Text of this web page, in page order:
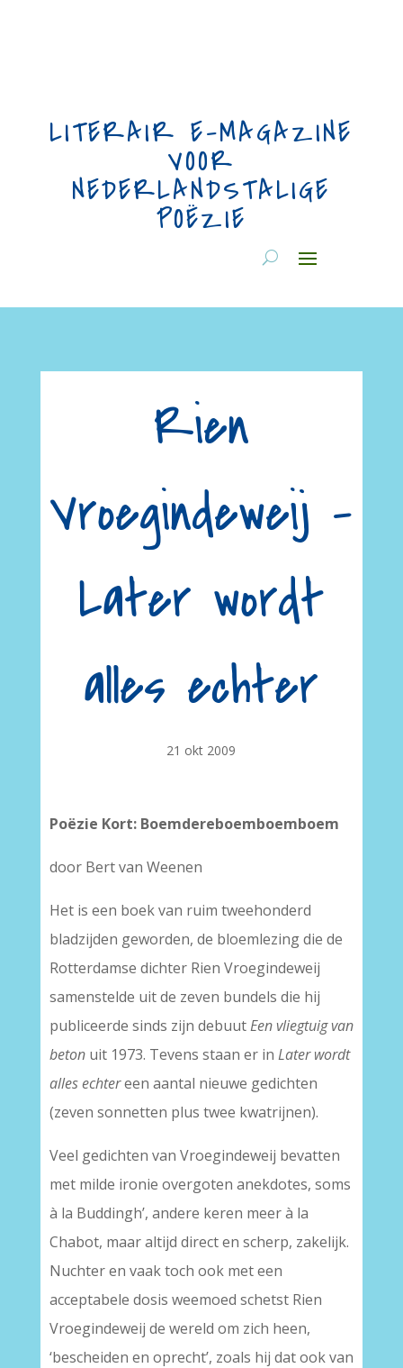
LITERAIR E-MAGAZINE
VOOR
NEDERLANDSTALIGE
POËZIE
Rien
Vroegindeweij –
Later wordt
alles echter
21 okt 2009
Poëzie Kort: Boemdereboemboemboem
door Bert van Weenen
Het is een boek van ruim tweehonderd
bladzijden geworden, de bloemlezing die de
Rotterdamse dichter Rien Vroegindeweij
samenstelde uit de zeven bundels die hij
publiceerde sinds zijn debuutEen vliegtuig van
betonuit 1973. Tevens staan er in Later wordt
alles echtereen aantal nieuwe gedichten
(zeven sonnetten plus twee kwatrijnen).
Veel gedichten van Vroegindeweij bevatten
met milde ironie overgoten anekdotes, soms
à la Buddingh’, andere keren meer à la
Chabot, maar altijd direct en scherp, zakelijk.
Nuchter en vaak toch ook met een
acceptabele dosis weemoed schetst Rien
Vroegindeweij de wereld om zich heen,
‘bescheiden en oprecht’, zoals hij dat ook van